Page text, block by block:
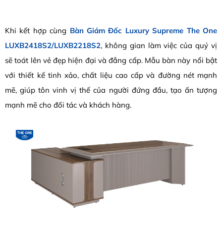
Khi kết hợp cùng Bàn Giám Đốc Luxury Supreme The One
LUXB2418S2/LUXB2218S2, không gian làm việc của quý vị
sẽ toát lên vẻ đẹp hiện đại và đẳng cấp. Mẫu bàn này nổi bật
với thiết kế tinh xảo, chất liệu cao cấp và đường nét mạnh
mẽ, giúp tôn vinh vị thế của người đứng đầu, tạo ấn tượng
mạnh mẽ cho đối tác và khách hàng.